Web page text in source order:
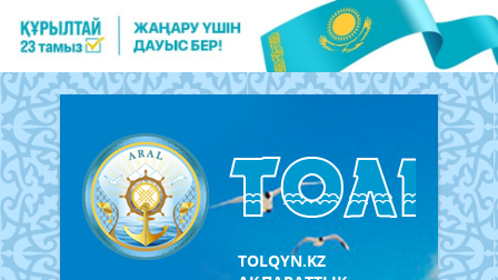
TOLQYN.KZ